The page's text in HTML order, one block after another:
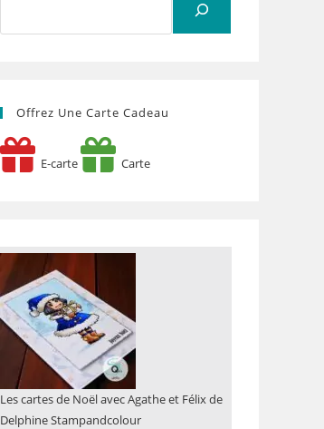
Offrez Une Carte Cadeau
E-carte Carte
Les cartes de Noël avec Agathe et Félix de
Delphine Stampandcolour